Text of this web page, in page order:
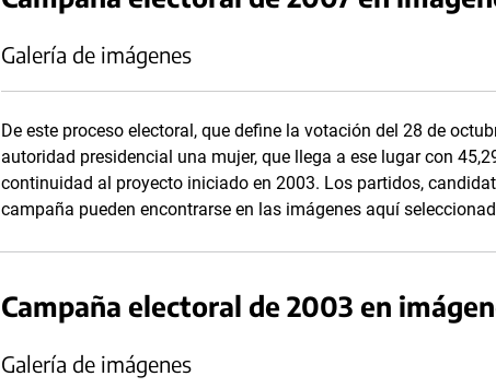
Galería de imágenes
De este proceso electoral, que define la votación del 28 de
autoridad presidencial una mujer, que llega a ese lugar con
continuidad al proyecto iniciado en 2003. Los partidos,
campaña pueden encontrarse en las imágenes aquí
Campaña electoral de 2003 en
Galería de imágenes